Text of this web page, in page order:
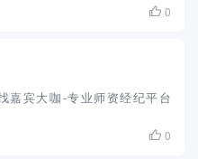
 0
嘉宾大咖-专业师资经纪平台
 0